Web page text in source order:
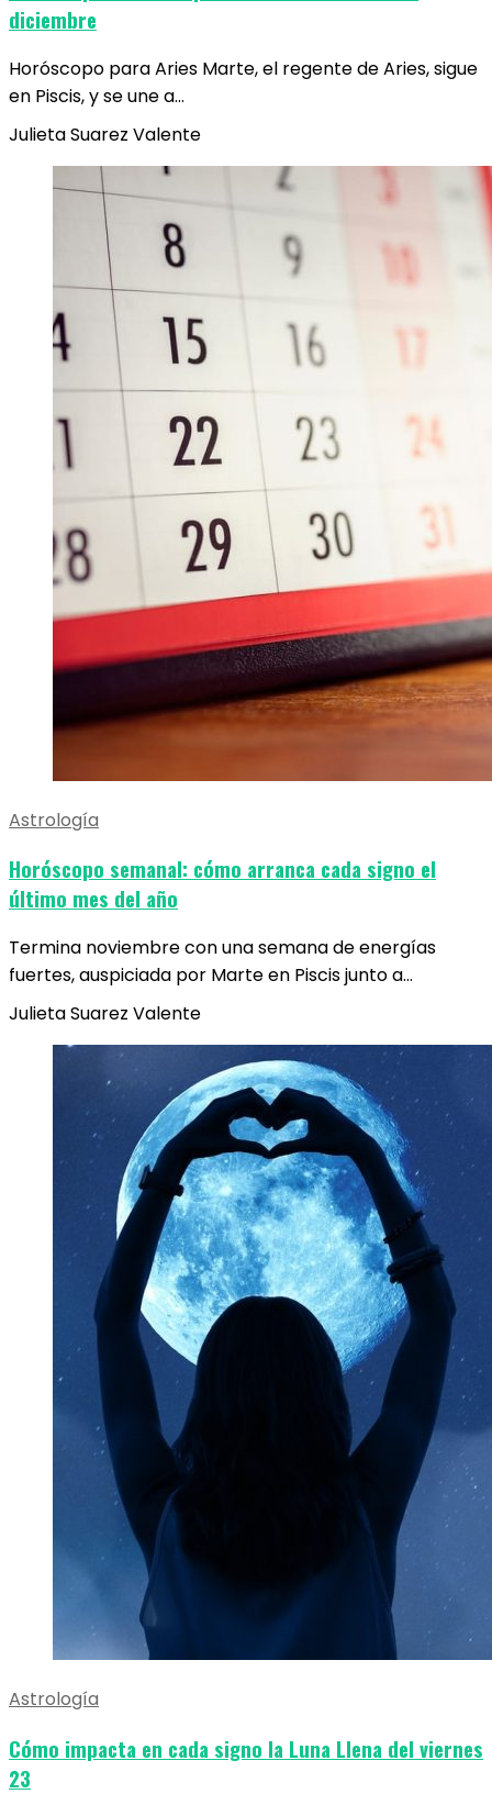
diciembre
Horóscopo para Aries Marte, el regente de Aries, sigue
en Piscis, y se une a…
Julieta Suarez Valente
Astrología
Horóscopo semanal: cómo arranca cada signo el
último mes del año
Termina noviembre con una semana de energías
fuertes, auspiciada por Marte en Piscis junto a…
Julieta Suarez Valente
Astrología
Cómo impacta en cada signo la Luna Llena del viernes
23